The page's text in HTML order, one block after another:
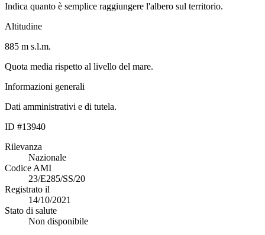
Indica quanto è semplice raggiungere l'albero sul territorio.
Altitudine
885 m s.l.m.
Quota media rispetto al livello del mare.
Informazioni generali
Dati amministrativi e di tutela.
ID #13940
Rilevanza
Nazionale
Codice AMI
23/E285/SS/20
Registrato il
14/10/2021
Stato di salute
Non disponibile